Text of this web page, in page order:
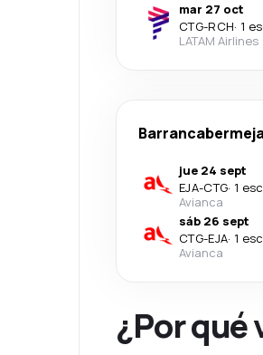
mar 27 oct
CTG-RCH· 1
LATAM Airlines
jue 24 sept
EJA-CTG· 1
Avianca
sáb 26 sept
CTG-EJA· 1
Avianca
¿Por qué